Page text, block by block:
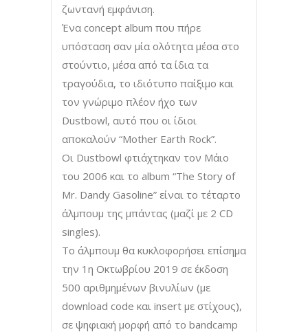
ζωντανή εμφάνιση.
Ένα concept album που πήρε
υπόσταση σαν μία ολότητα μέσα στο
στούντιο, μέσα από τα ίδια τα
τραγούδια, το ιδιότυπο παίξιμο και
τον γνώριμο πλέον ήχο των
Dustbowl, αυτό που οι ίδιοι
αποκαλούν “Mother Earth Rock”.
Οι Dustbowl φτιάχτηκαν τον Μάιο
του 2006 και το album “The Story of
Mr. Dandy Gasoline” είναι το τέταρτο
άλμπουμ της μπάντας (μαζί με 2 CD
singles).
Το άλμπουμ θα κυκλοφορήσει επίσημα
την 1η Οκτωβρίου 2019 σε έκδοση
500 αριθμημένων βινυλίων (με
download code και insert με στίχους),
σε ψηφιακή μορφή από το bandcamp